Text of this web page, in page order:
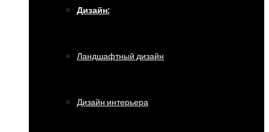
Дизайн:
Ландшафтный дизайн
Дизайн интерьера